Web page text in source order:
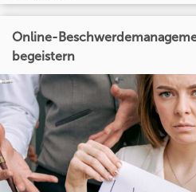
Online-
begeistern